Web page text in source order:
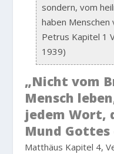
sondern, vom
haben Menschen
Petrus Kapitel 1
1939)
„Nicht vom
Mensch
jedem Wort,
Mund Gottes
Matthäus Kapitel 4,